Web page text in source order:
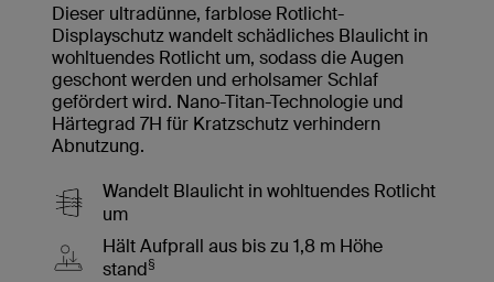
Dieser ultradünne, farblose Rotlicht-
Displayschutz wandelt schädliches Blaulicht in
wohltuendes Rotlicht um, sodass die Augen
geschont werden und erholsamer Schlaf
gefördert wird. Nano-Titan-Technologie und
Härtegrad 7H für Kratzschutz verhindern
Abnutzung.
Wandelt Blaulicht in wohltuendes Rotlicht
um
Hält Aufprall aus bis zu 1,8 m Höhe
stand§